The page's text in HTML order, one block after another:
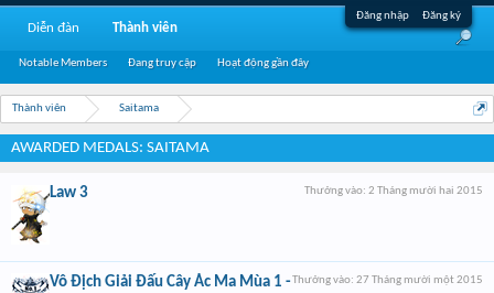
Đăng nhập Đăng ký
Thành viên Saitama
AWARDED MEDALS: SAITAMA
Thưởng vào: 2 Tháng mười hai 2015
Law 3
Thưởng vào: 27 Tháng mười một 2015
Vô Địch Giải Đấu Cây Ác Ma Mùa 1 -
Diễn đàn Thành viên
Notable Members Đang truy cập Hoạt động gần đây